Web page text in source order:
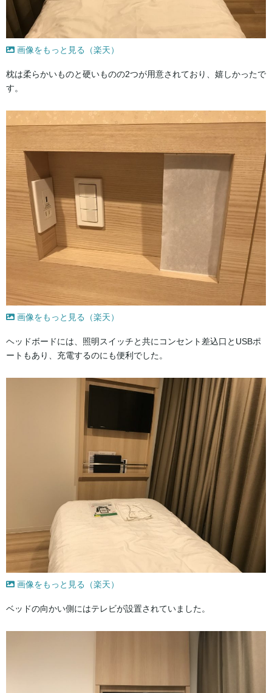
画像をもっと見る（楽天）
枕は柔らかいものと硬いものの2つが用意されており、嬉しかったで
す。
画像をもっと見る（楽天）
ヘッドボードには、照明スイッチと共にコンセント差込口とUSBポ
ートもあり、充電するのにも便利でした。
画像をもっと見る（楽天）
ベッドの向かい側にはテレビが設置されていました。